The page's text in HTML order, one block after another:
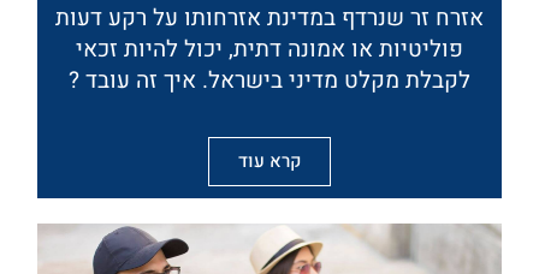
אזרח זר שנרדף במדינת אזרחותו על רקע דעות
פוליטיות או אמונה דתית, יכול להיות זכאי
לקבלת מקלט מדיני בישראל. איך זה עובד ?
קרא עוד